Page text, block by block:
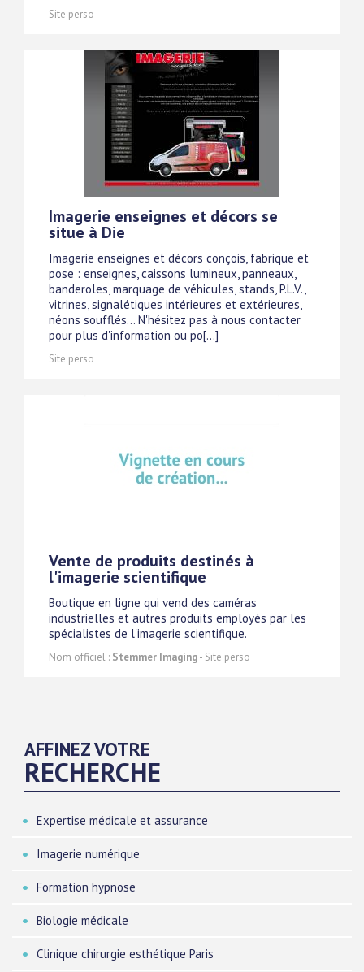
Site perso
Imagerie enseignes et décors se
situe à Die
Imagerie enseignes et décors conçois, fabrique et
pose : enseignes, caissons lumineux, panneaux,
banderoles, marquage de véhicules, stands, P.L.V.,
vitrines, signalétiques intérieures et extérieures,
néons soufflés... N'hésitez pas à nous contacter
pour plus d'information ou po[...]
Site perso
Vente de produits destinés à
l'imagerie scientifique
Boutique en ligne qui vend des caméras
industrielles et autres produits employés par les
spécialistes de l'imagerie scientifique.
Nom officiel : Stemmer Imaging- Site perso
AFFINEZ VOTRE
RECHERCHE
Expertise médicale et assurance
Imagerie numérique
Formation hypnose
Biologie médicale
Clinique chirurgie esthétique Paris